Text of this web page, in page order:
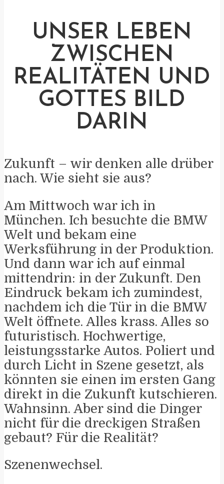
UNSER LEBEN
ZWISCHEN
REALITÄTEN UND
GOTTES BILD
DARIN
Zukunft – wir denken alle drüber
nach. Wie sieht sie aus?
Am Mittwoch war ich in
München. Ich besuchte die BMW
Welt und bekam eine
Werksführung in der Produktion.
Und dann war ich auf einmal
mittendrin: in der Zukunft. Den
Eindruck bekam ich zumindest,
nachdem ich die Tür in die BMW
Welt öffnete. Alles krass. Alles so
futuristisch. Hochwertige,
leistungsstarke Autos. Poliert und
durch Licht in Szene gesetzt, als
könnten sie einen im ersten Gang
direkt in die Zukunft kutschieren.
Wahnsinn. Aber sind die Dinger
nicht für die dreckigen Straßen
gebaut? Für die Realität?
Szenenwechsel.